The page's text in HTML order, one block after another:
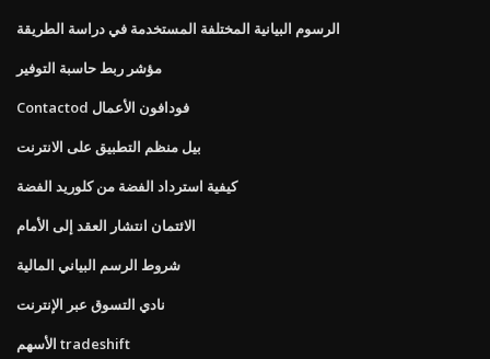
الرسوم البيانية المختلفة المستخدمة في دراسة الطريقة
مؤشر ربط حاسبة التوفير
Contactod فودافون الأعمال
بيل منظم التطبيق على الانترنت
كيفية استرداد الفضة من كلوريد الفضة
الائتمان انتشار العقد إلى الأمام
شروط الرسم البياني المالية
نادي التسوق عبر الإنترنت
الأسهم tradeshift